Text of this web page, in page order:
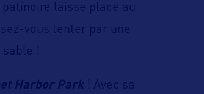
patinoire laisse place au
vous tenter par une
!
Harbor Park ! Avec sa